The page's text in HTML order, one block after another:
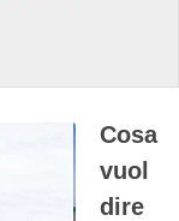
Cosa
vuol
dire